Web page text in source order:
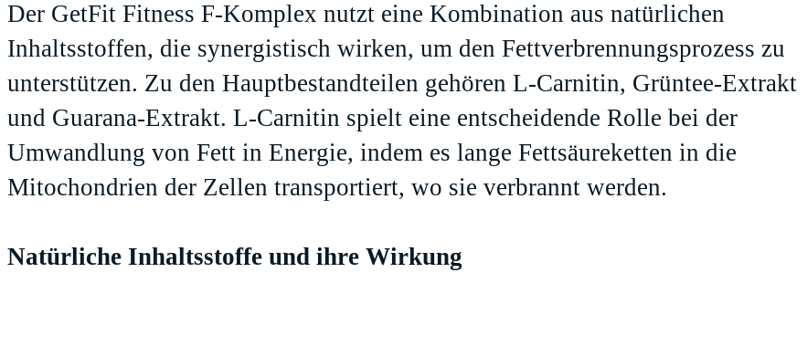
Der GetFit Fitness F-Komplex nutzt eine Kombination aus natürlichen
Inhaltsstoffen, die synergistisch wirken, um den Fettverbrennungsprozess zu
unterstützen. Zu den Hauptbestandteilen gehören L-Carnitin, Grüntee-Extrakt
und Guarana-Extrakt. L-Carnitin spielt eine entscheidende Rolle bei der
Umwandlung von Fett in Energie, indem es lange Fettsäureketten in die
Mitochondrien der Zellen transportiert, wo sie verbrannt werden.
Natürliche Inhaltsstoffe und ihre Wirkung